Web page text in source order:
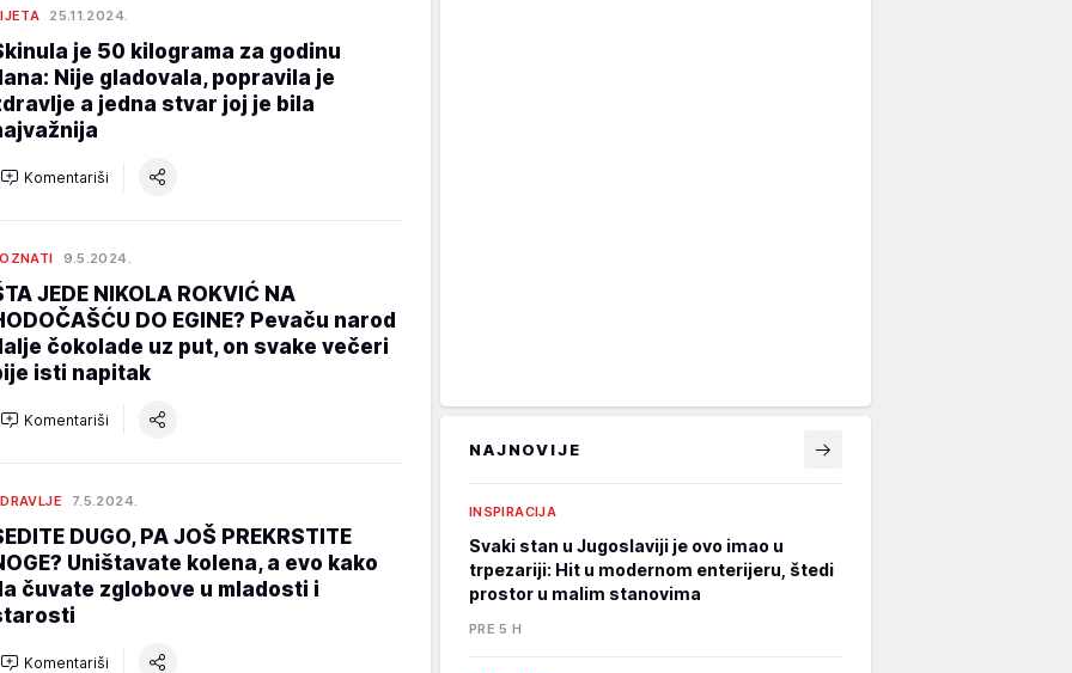
25.11.2024.
je 50 kilograma za godinu
Nije gladovala, popravila je
a jedna stvar joj je bila
Komentariši
9.5.2024.
JEDE NIKOLA ROKVIĆ NA
DO EGINE? Pevaču narod
čokolade uz put, on svake večeri
isti napitak
Komentariši
7.5.2024.
DUGO, PA JOŠ PREKRSTITE
Uništavate kolena, a evo kako
čuvate zglobove u mladosti i
Komentariši
NAJNOVIJE
INSPIRACIJA
Svaki stan u Jugoslaviji je ovo imao u
trpezariji: Hit u modernom enterijeru, štedi
prostor u malim stanovima
PRE 5 H